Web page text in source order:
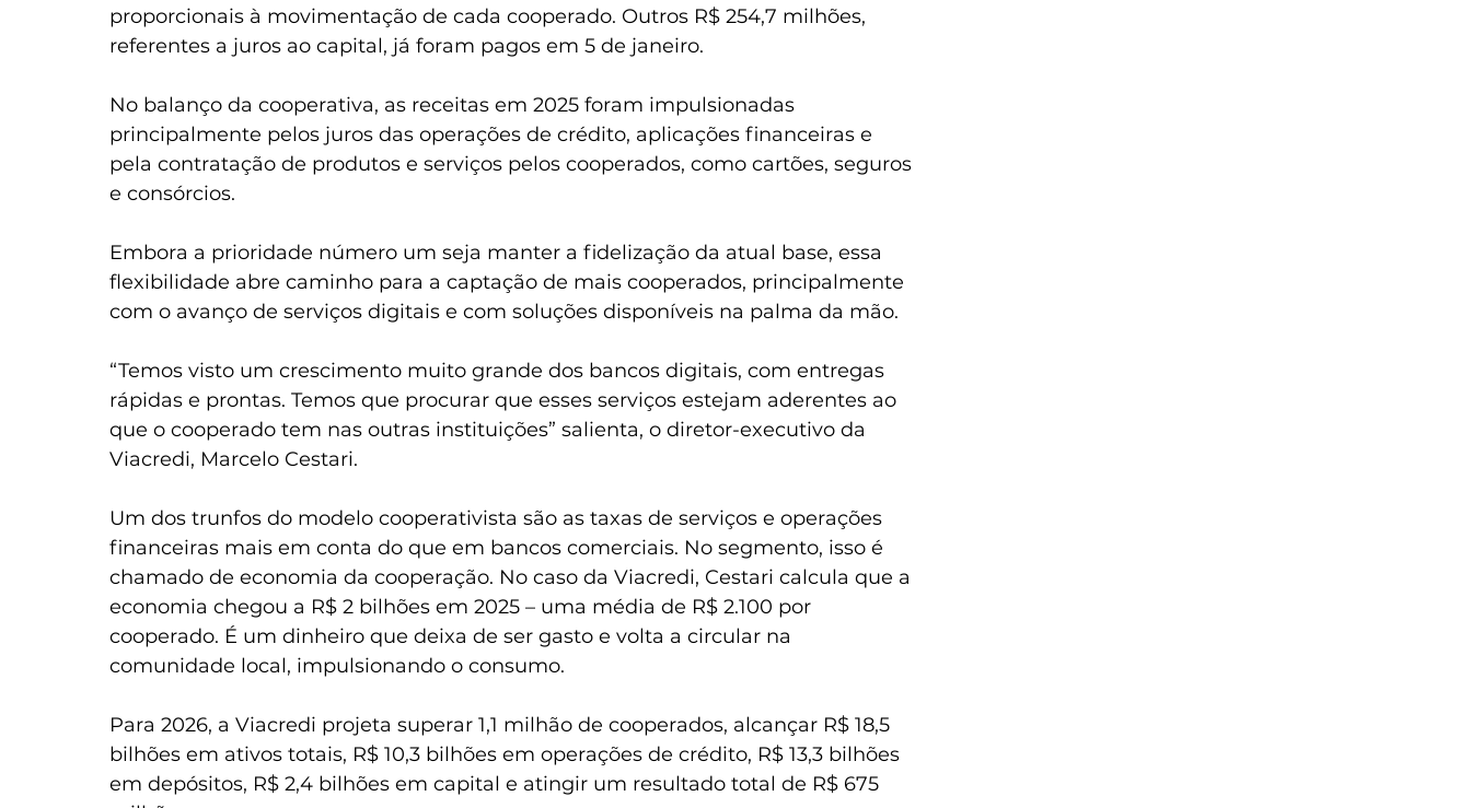
proporcionais à movimentação de cada cooperado. Outros R$ 254,7 milhões,
referentes a juros ao capital, já foram pagos em 5 de janeiro.
No balanço da cooperativa, as receitas em 2025 foram impulsionadas
principalmente pelos juros das operações de crédito, aplicações financeiras e
pela contratação de produtos e serviços pelos cooperados, como cartões, seguros
e consórcios.
Embora a prioridade número um seja manter a fidelização da atual base, essa
flexibilidade abre caminho para a captação de mais cooperados, principalmente
com o avanço de serviços digitais e com soluções disponíveis na palma da mão.
“Temos visto um crescimento muito grande dos bancos digitais, com entregas
rápidas e prontas. Temos que procurar que esses serviços estejam aderentes ao
que o cooperado tem nas outras instituições” salienta, o diretor-executivo da
Viacredi, Marcelo Cestari.
Um dos trunfos do modelo cooperativista são as taxas de serviços e operações
financeiras mais em conta do que em bancos comerciais. No segmento, isso é
chamado de economia da cooperação. No caso da Viacredi, Cestari calcula que a
economia chegou a R$ 2 bilhões em 2025 – uma média de R$ 2.100 por
cooperado. É um dinheiro que deixa de ser gasto e volta a circular na
comunidade local, impulsionando o consumo.
Para 2026, a Viacredi projeta superar 1,1 milhão de cooperados, alcançar R$ 18,5
bilhões em ativos totais, R$ 10,3 bilhões em operações de crédito, R$ 13,3 bilhões
em depósitos, R$ 2,4 bilhões em capital e atingir um resultado total de R$ 675